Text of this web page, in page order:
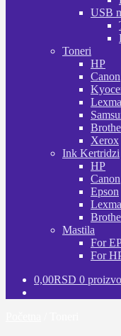
USB
Toneri
HP
Canon
Xerox
Ink Kertridzi
HP
Canon
Epson
Mastila
For
For
0,00RSD 0